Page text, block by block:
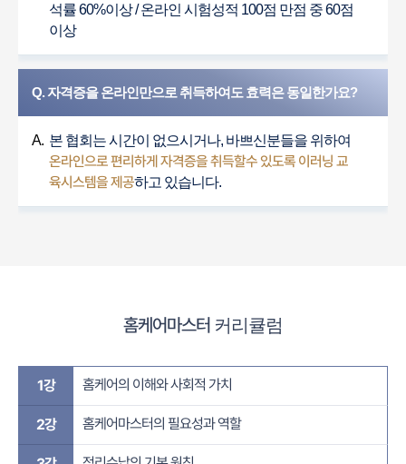
석률 60%이상 / 온라인 시험성적 100점 만점 중 60점
이상
Q. 자격증을 온라인만으로 취득하여도 효력은 동일한가요?
A. 본 협회는 시간이 없으시거나, 바쁘신분들을 위하여
온라인으로 편리하게 자격증을 취득할수 있도록 이러닝 교
육시스템을 제공하고 있습니다.
홈케어마스터 커리큘럼
1강 홈케어의 이해와 사회적 가치
2강 홈케어마스터의 필요성과 역할